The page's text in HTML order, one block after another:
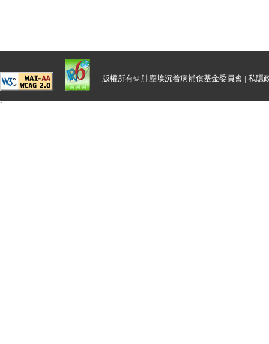
版權所有© 肺塵埃沉着病補償基金委員會 | 私隱
`